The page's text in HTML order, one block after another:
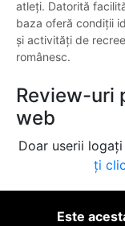
atleți. Datorită
baza oferă condiții
și activități de
românesc.
Review-uri
web
Doar userii
ți
Este